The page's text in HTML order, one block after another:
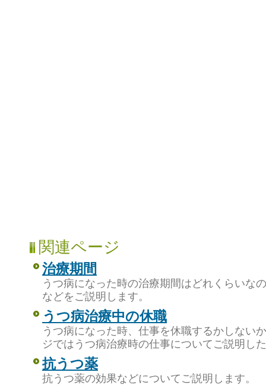
関連ページ
治療期間
うつ病になった時の治療期間はどれくらいな
などをご説明します。
うつ病治療中の休職
うつ病になった時、仕事を休職するかしない
ジではうつ病治療時の仕事についてご説明し
抗うつ薬
抗うつ薬の効果などについてご説明します。